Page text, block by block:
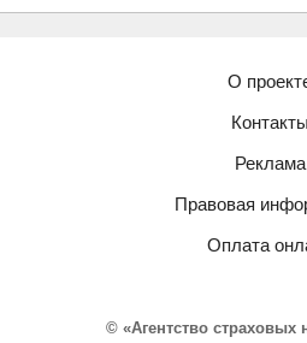
О
Контакты
Реклама
Правовая
Оплата
© «Агентство страховых